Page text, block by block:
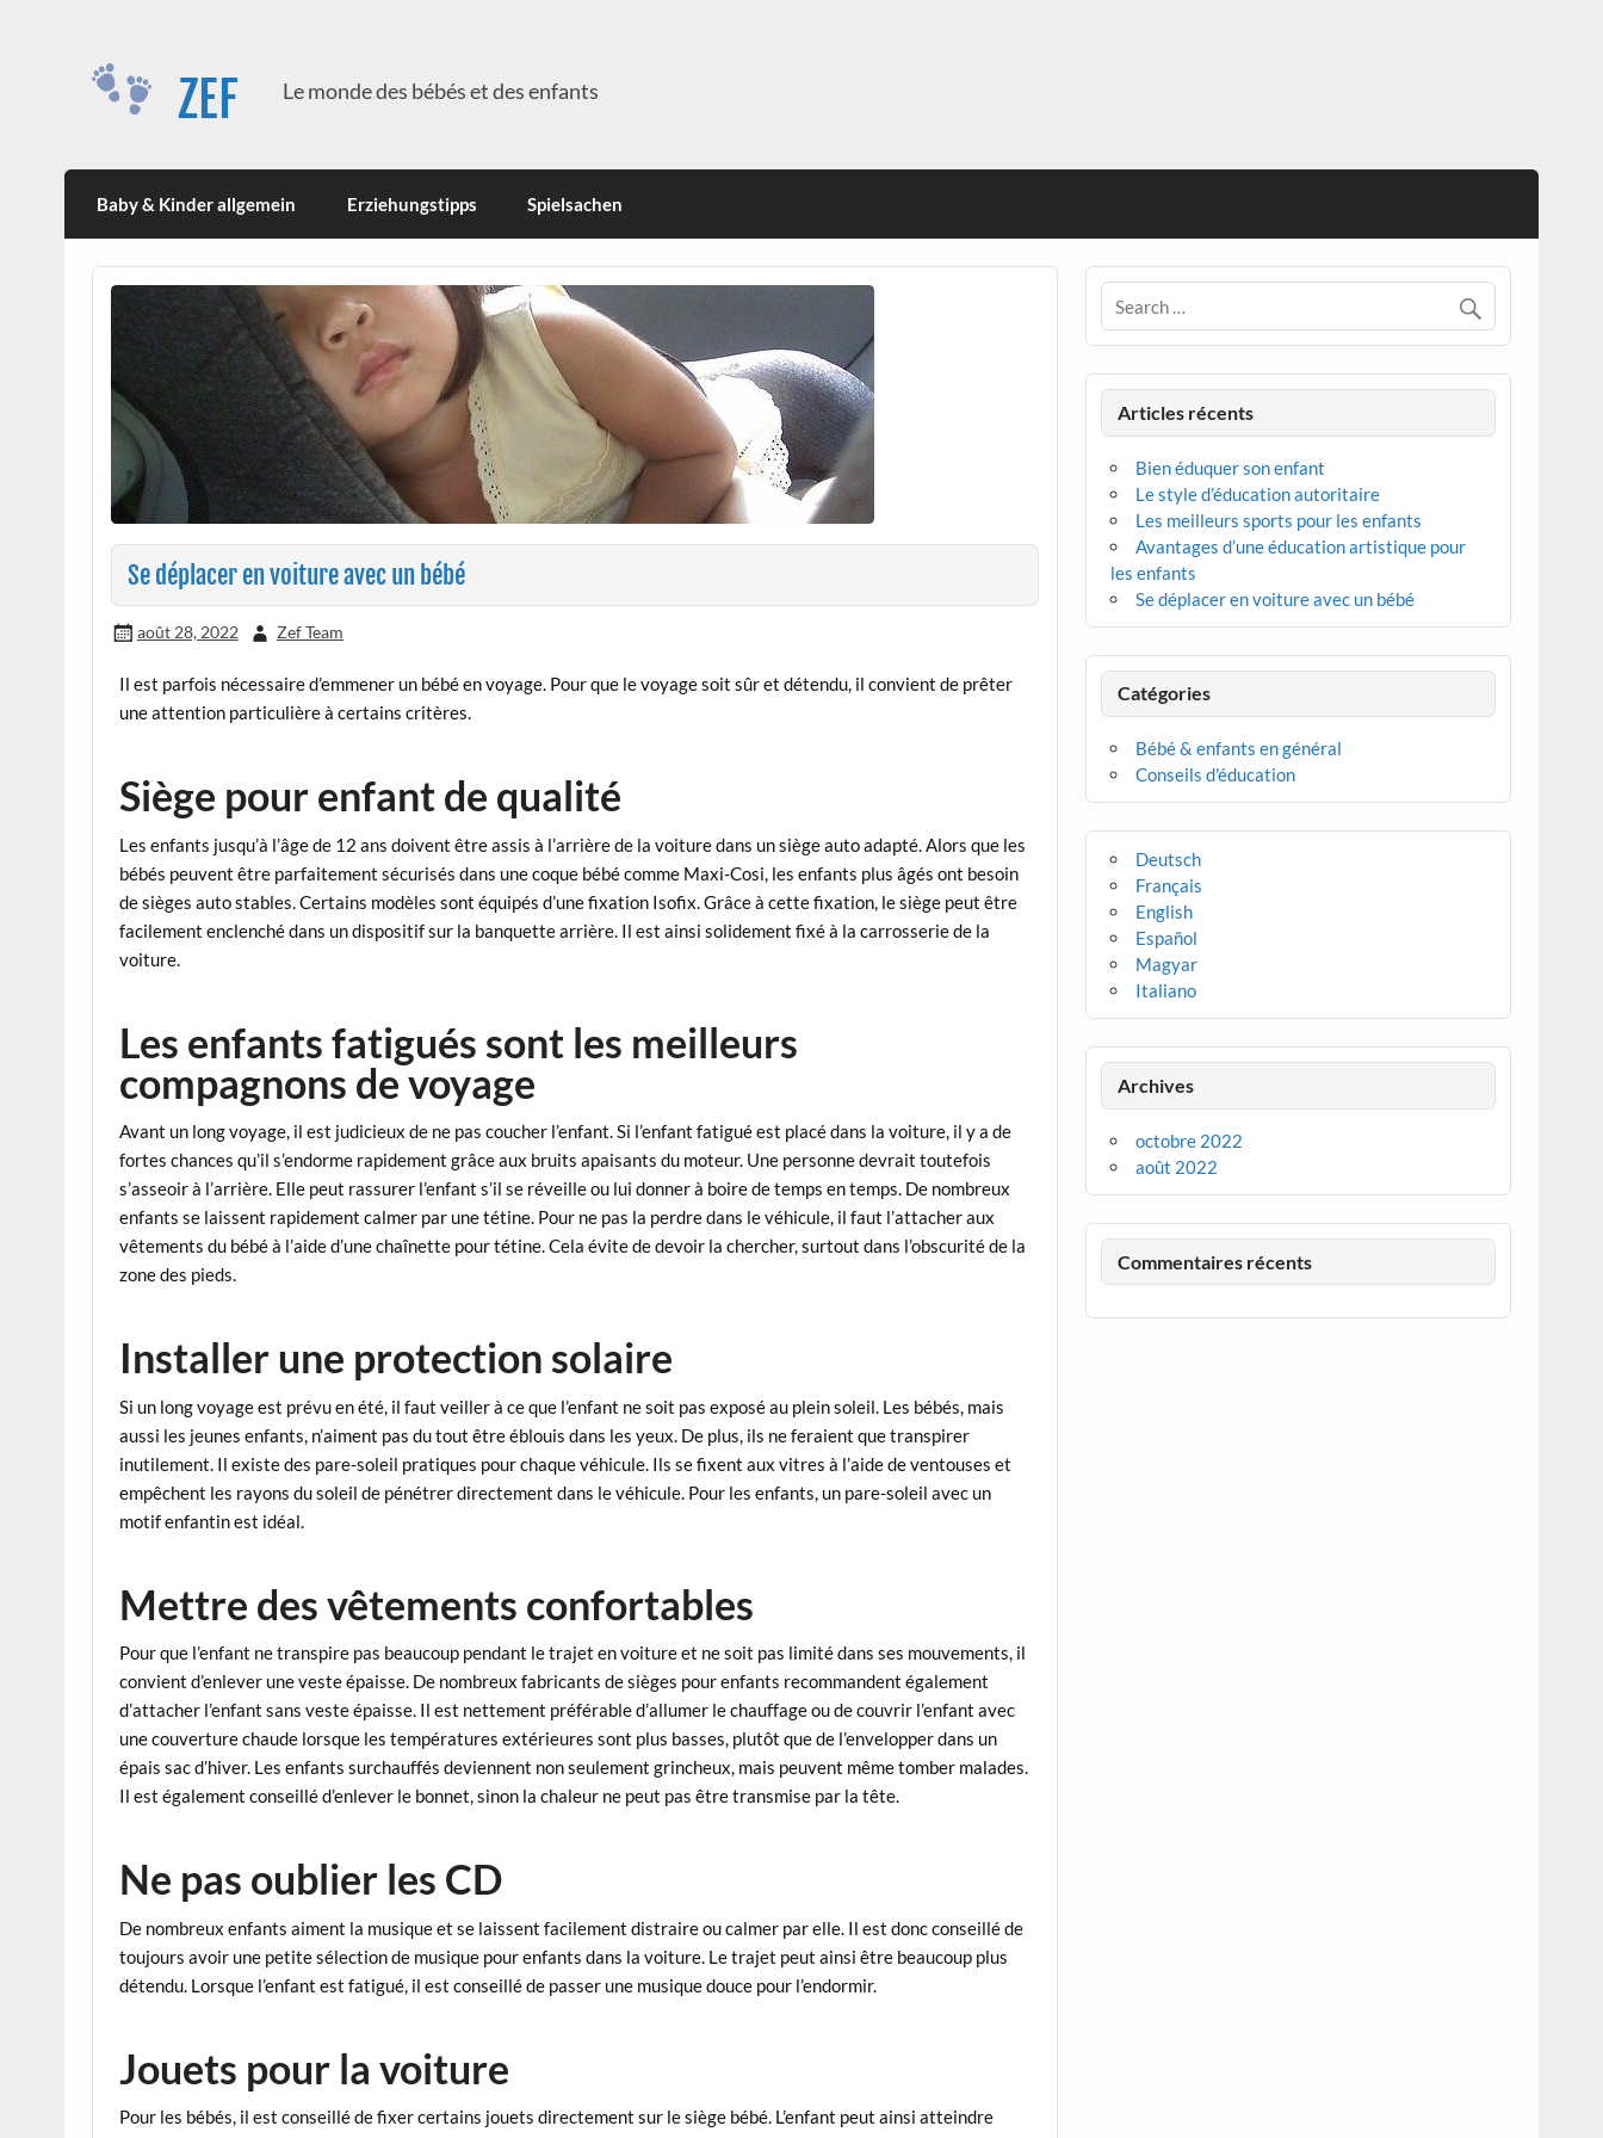
ZEF Le monde des bébés et des enfants
Baby & Kinder allgemein Erziehungstipps Spielsachen
Se déplacer en voiture avec un bébé
août 28, 2022 Zef Team
Il est parfois nécessaire d’emmener un bébé en voyage. Pour que le voyage soit sûr et détendu, il convient de prêter
une attention particulière à certains critères.
Siège pour enfant de qualité
Les enfants jusqu’à l’âge de 12 ans doivent être assis à l’arrière de la voiture dans un siège auto adapté. Alors que les
bébés peuvent être parfaitement sécurisés dans une coque bébé comme Maxi-Cosi, les enfants plus âgés ont besoin
de sièges auto stables. Certains modèles sont équipés d’une fixation Isofix. Grâce à cette fixation, le siège peut être
facilement enclenché dans un dispositif sur la banquette arrière. Il est ainsi solidement fixé à la carrosserie de la
voiture.
Les enfants fatigués sont les meilleurs
compagnons de voyage
Avant un long voyage, il est judicieux de ne pas coucher l’enfant. Si l’enfant fatigué est placé dans la voiture, il y a de
fortes chances qu’il s’endorme rapidement grâce aux bruits apaisants du moteur. Une personne devrait toutefois
s’asseoir à l’arrière. Elle peut rassurer l’enfant s’il se réveille ou lui donner à boire de temps en temps. De nombreux
enfants se laissent rapidement calmer par une tétine. Pour ne pas la perdre dans le véhicule, il faut l’attacher aux
vêtements du bébé à l’aide d’une chaînette pour tétine. Cela évite de devoir la chercher, surtout dans l’obscurité de la
zone des pieds.
Installer une protection solaire
Si un long voyage est prévu en été, il faut veiller à ce que l’enfant ne soit pas exposé au plein soleil. Les bébés, mais
aussi les jeunes enfants, n’aiment pas du tout être éblouis dans les yeux. De plus, ils ne feraient que transpirer
inutilement. Il existe des pare-soleil pratiques pour chaque véhicule. Ils se fixent aux vitres à l’aide de ventouses et
empêchent les rayons du soleil de pénétrer directement dans le véhicule. Pour les enfants, un pare-soleil avec un
motif enfantin est idéal.
Mettre des vêtements confortables
Pour que l’enfant ne transpire pas beaucoup pendant le trajet en voiture et ne soit pas limité dans ses mouvements, il
convient d’enlever une veste épaisse. De nombreux fabricants de sièges pour enfants recommandent également
d’attacher l’enfant sans veste épaisse. Il est nettement préférable d’allumer le chauffage ou de couvrir l’enfant avec
une couverture chaude lorsque les températures extérieures sont plus basses, plutôt que de l’envelopper dans un
épais sac d’hiver. Les enfants surchauffés deviennent non seulement grincheux, mais peuvent même tomber malades.
Il est également conseillé d’enlever le bonnet, sinon la chaleur ne peut pas être transmise par la tête.
Ne pas oublier les CD
De nombreux enfants aiment la musique et se laissent facilement distraire ou calmer par elle. Il est donc conseillé de
toujours avoir une petite sélection de musique pour enfants dans la voiture. Le trajet peut ainsi être beaucoup plus
détendu. Lorsque l’enfant est fatigué, il est conseillé de passer une musique douce pour l’endormir.
Jouets pour la voiture
Pour les bébés, il est conseillé de fixer certains jouets directement sur le siège bébé. L’enfant peut ainsi atteindre
Articles récents
Bien éduquer son enfant
Le style d’éducation autoritaire
Les meilleurs sports pour les enfants
Avantages d’une éducation artistique pour
les enfants
Se déplacer en voiture avec un bébé
Catégories
Bébé & enfants en général
Conseils d'éducation
Deutsch
Français
English
Español
Magyar
Italiano
Archives
octobre 2022
août 2022
Commentaires récents